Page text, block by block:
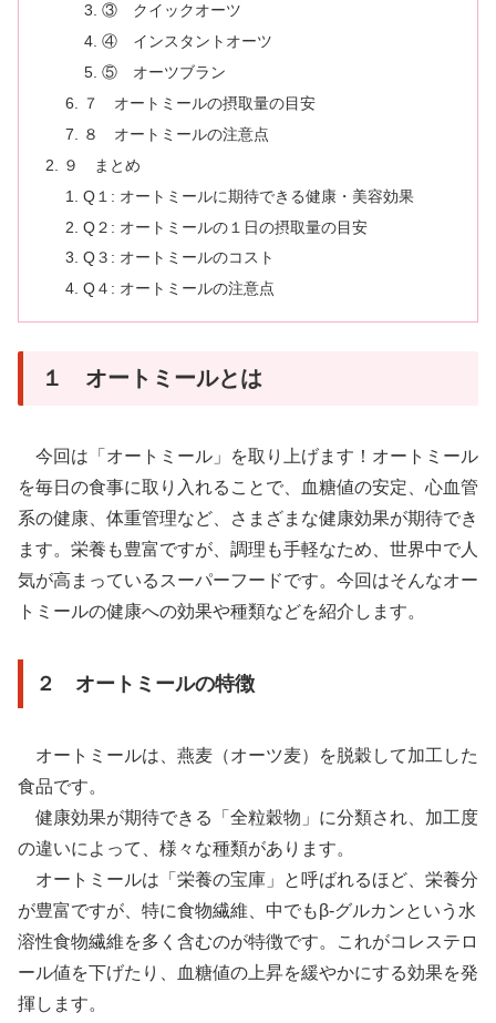
③ クイックオーツ
④ インスタントオーツ
⑤ オーツブラン
７ オートミールの摂取量の目安
８ オートミールの注意点
９ まとめ
Q１: オートミールに期待できる健康・美容効果
Q２: オートミールの１日の摂取量の目安
Q３: オートミールのコスト
Q４: オートミールの注意点
１ オートミールとは
今回は「オートミール」を取り上げます！オートミール
を毎日の食事に取り入れることで、血糖値の安定、心血管
系の健康、体重管理など、さまざまな健康効果が期待でき
ます。栄養も豊富ですが、調理も手軽なため、世界中で人
気が高まっているスーパーフードです。今回はそんなオー
トミールの健康への効果や種類などを紹介します。
２ オートミールの特徴
オートミールは、燕麦（オーツ麦）を脱穀して加工した
食品です。
健康効果が期待できる「全粒穀物」に分類され、加工度
の違いによって、様々な種類があります。
オートミールは「栄養の宝庫」と呼ばれるほど、栄養分
が豊富ですが、特に食物繊維、中でもβ-グルカンという水
溶性食物繊維を多く含むのが特徴です。これがコレステロ
ール値を下げたり、血糖値の上昇を緩やかにする効果を発
揮します。